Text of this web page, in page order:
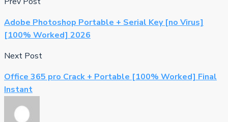
Adobe Photoshop Portable + Serial Key [no Virus]
[100% Worked] 2026
Next Post
Office 365 pro Crack + Portable [100% Worked] Final
Instant